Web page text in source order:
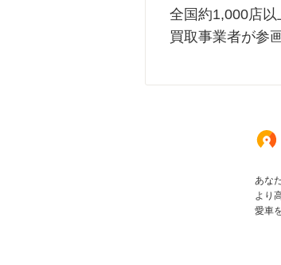
全国約1,000店以
買取事業者が参
あな
より
愛車